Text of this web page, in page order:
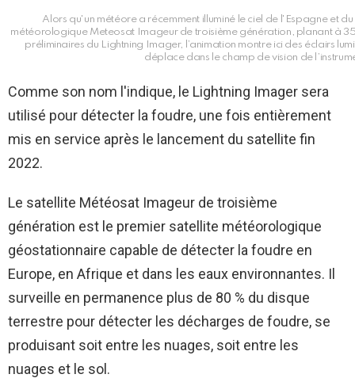
Alors qu'un météore a récemment illuminé le ciel de l'Espagne et
météorologique Meteosat Imageur de troisième génération, planant à
préliminaires du Lightning Imager, l’animation montre ici des éclairs
déplace dans le champ de vision de
Comme son nom l'indique, le Lightning Imager sera
utilisé pour détecter la foudre, une fois entièrement
mis en service après le lancement du satellite fin
2022.
Le satellite Météosat Imageur de troisième
génération est le premier satellite météorologique
géostationnaire capable de détecter la foudre en
Europe, en Afrique et dans les eaux environnantes. Il
surveille en permanence plus de 80 % du disque
terrestre pour détecter les décharges de foudre, se
produisant soit entre les nuages, soit entre les
nuages ​​et le sol.